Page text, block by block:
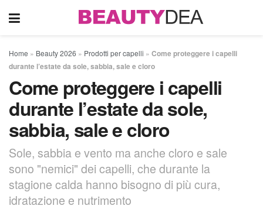
Home » Beauty 2026 » Prodotti per capelli » Come proteggere i capelli
durante l’estate da sole, sabbia, sale e cloro
Come proteggere i capelli
durante l’estate da sole,
sabbia, sale e cloro
Sole, sabbia e vento ma anche cloro e sale
sono "nemici" dei capelli, che durante la
stagione calda hanno bisogno di più cura,
idratazione e nutrimento